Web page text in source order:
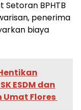
Setoran BPHTB
penerima
biaya
ESDM dan
Umat Flores